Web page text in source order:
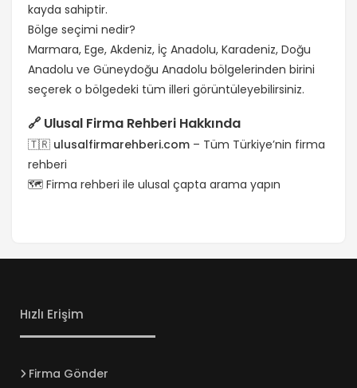
kayda sahiptir.
Bölge seçimi nedir?
Marmara, Ege, Akdeniz, İç Anadolu, Karadeniz, Doğu
Anadolu ve Güneydoğu Anadolu bölgelerinden birini
seçerek o bölgedeki tüm illeri görüntüleyebilirsiniz.
🔗 Ulusal Firma Rehberi Hakkında
🇹🇷 ulusalfirmarehberi.com – Tüm Türkiye’nin firma
rehberi
🗺️ Firma rehberi ile ulusal çapta arama yapın
Hızlı Erişim
Firma Gönder